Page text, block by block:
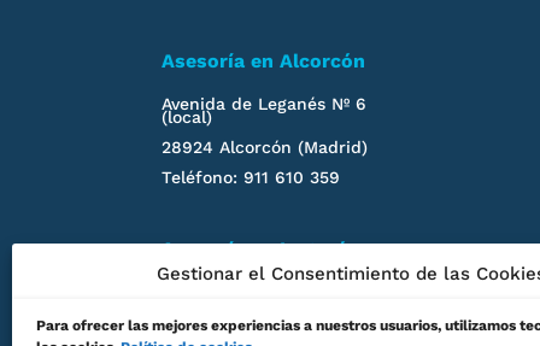
Gestionar el Consentimiento de las
Para ofrecer las mejores experiencias a nuestros usuarios, utilizamos
Asesoría en Alcorcón
Avenida de Leganés Nº 6
(local)
28924 Alcorcón (Madrid)
Teléfono: 911 610 359
Asesoría enLeganés
28911Leganés(Madrid)